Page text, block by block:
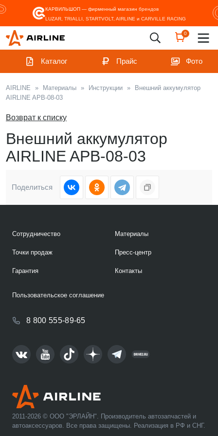
КАРВИЛЬШОП — фирменный магазин брендов
LUZAR, TRIALLI, STARTVOLT, AIRLINE и CARVILLE RACING
0
Каталог Прайс Фото
AIRLINE » Материалы » Инструкции »
Внешний аккумулятор
AIRLINE APB-08-03
Возврат к списку
Внешний аккумулятор
AIRLINE APB-08-03
Поделиться
2011-2026 © ООО "ЭРЛАЙН". Производитель автозапчастей и
автоаксессуаров. Все права защищены. Реализация в РФ и СНГ.
Сотрудничество
Точки продаж
Гарантия
Материалы
Пресс-центр
Контакты
8 800 555-89-65
Пользовательское соглашение